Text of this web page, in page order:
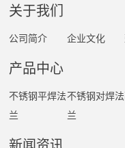
关于我们
公司简介 企业文化
产品中心
不锈钢平焊法
兰
不锈钢对焊法
兰